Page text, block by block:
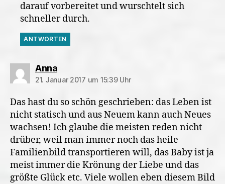
darauf vorbereitet und wurschtelt sich
schneller durch.
ANTWORTEN
Annasagt:
21. Januar 2017 um 15:39 Uhr
Das hast du so schön geschrieben: das Leben ist
nicht statisch und aus Neuem kann auch Neues
wachsen! Ich glaube die meisten reden nicht
drüber, weil man immer noch das heile
Familienbild transportieren will, das Baby ist ja
meist immer die Krönung der Liebe und das
größte Glück etc. Viele wollen eben diesem Bild